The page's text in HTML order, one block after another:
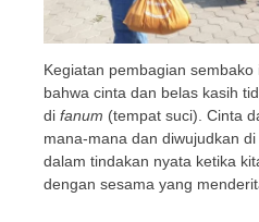
Kegiatan pembagian
bahwa cinta dan belas kasih
di fanum (tempat suci). Cinta
mana-mana dan diwujudkan
dalam tindakan nyata ketika
dengan sesama yang